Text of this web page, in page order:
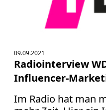
09.09.2021
Radiointerview
Influencer-
Im Radio hat man